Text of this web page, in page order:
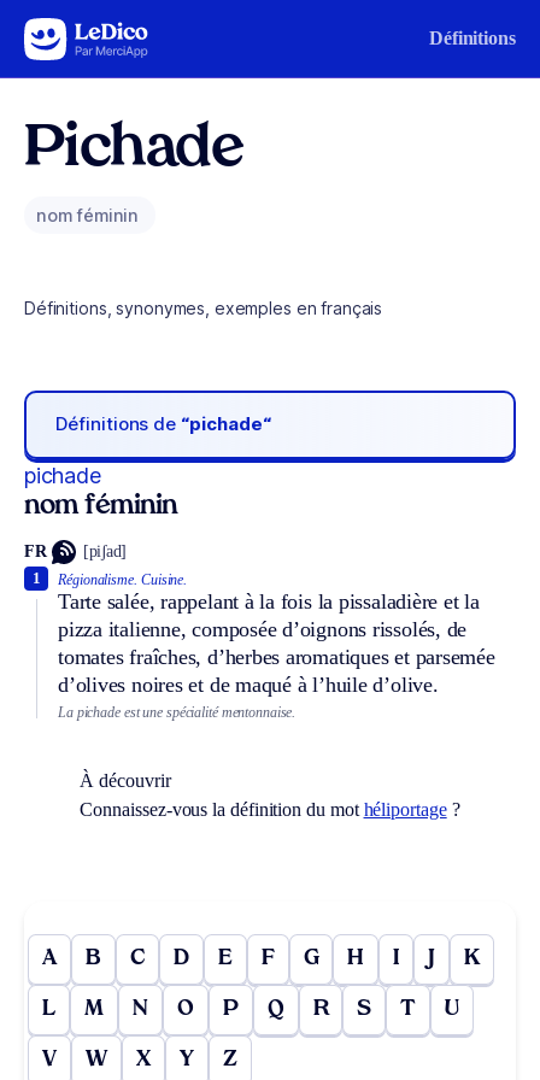
Aller au contenu Définitions
Pichade
nom féminin
Définitions, synonymes, exemples en français
Définitions de “pichade“
pichade
nom féminin
FR [piʃad]
Régionalisme. Cuisine.
Tarte salée, rappelant à la fois la pissaladière et la
pizza italienne, composée d’oignons rissolés, de
tomates fraîches, d’herbes aromatiques et parsemée
d’olives noires et de maqué à l’huile d’olive.
1
La pichade est une spécialité mentonnaise.
À découvrir
Connaissez-vous la définition du mot héliportage?
A B C D E F G H I J K
L M N O P Q R S T U
V W X Y Z